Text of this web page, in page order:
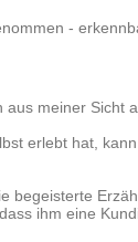
-
aus meiner Sicht
erlebt hat,
begeisterte
ihm eine